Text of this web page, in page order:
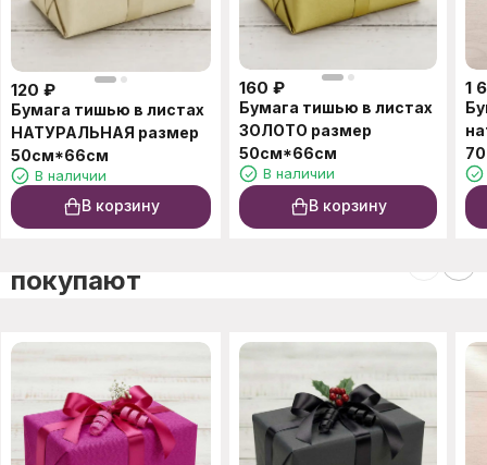
120 ₽
Бумага тишью в листах
НАТУРАЛЬНАЯ размер
50см*66см
В наличии
В корзину
160 ₽
Бумага тишью в листах
ЗОЛОТО размер
50см*66см
В наличии
В корзину
1
покупают